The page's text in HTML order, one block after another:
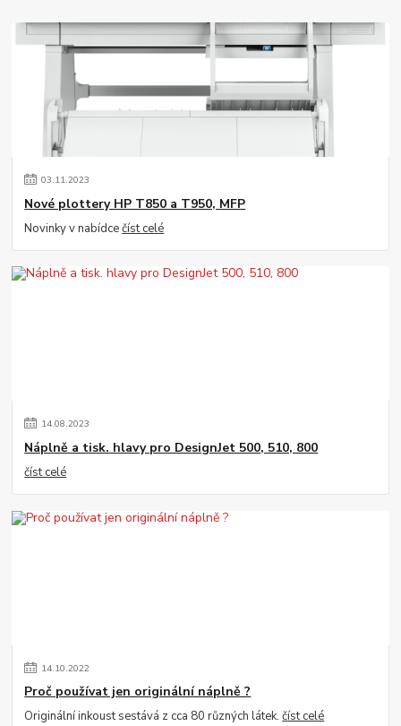
03.11.2023
Nové plottery HP T850 a T950, MFP
Novinky v nabídcečíst celé
14.08.2023
Náplně a tisk. hlavy pro DesignJet 500, 510, 800
číst celé
14.10.2022
Proč používat jen originální náplně ?
Originální inkoust sestává z cca 80 různých látek.číst celé